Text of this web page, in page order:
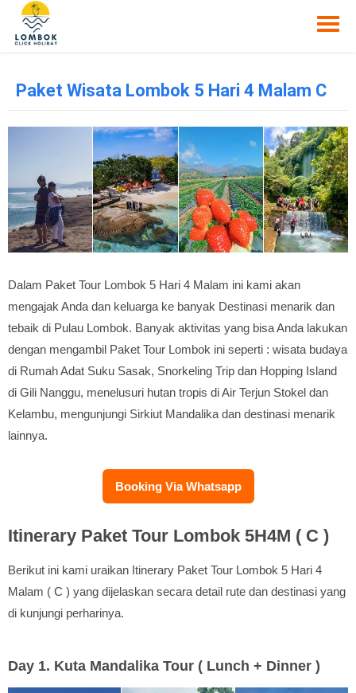
Paket Wisata Lombok 5 Hari 4 Malam C
Dalam Paket Tour Lombok 5 Hari 4 Malam ini kami akan
mengajak Anda dan keluarga ke banyak Destinasi menarik dan
tebaik di Pulau Lombok. Banyak aktivitas yang bisa Anda lakukan
dengan mengambil Paket Tour Lombok ini seperti : wisata budaya
di Rumah Adat Suku Sasak, Snorkeling Trip dan Hopping Island
di Gili Nanggu, menelusuri hutan tropis di Air Terjun Stokel dan
Kelambu, mengunjungi Sirkiut Mandalika dan destinasi menarik
lainnya.
Booking Via Whatsapp
Itinerary Paket Tour Lombok 5H4M ( C )
Berikut ini kami uraikan Itinerary Paket Tour Lombok 5 Hari 4
Malam ( C ) yang dijelaskan secara detail rute dan destinasi yang
di kunjungi perharinya.
Day 1. Kuta Mandalika Tour ( Lunch + Dinner )